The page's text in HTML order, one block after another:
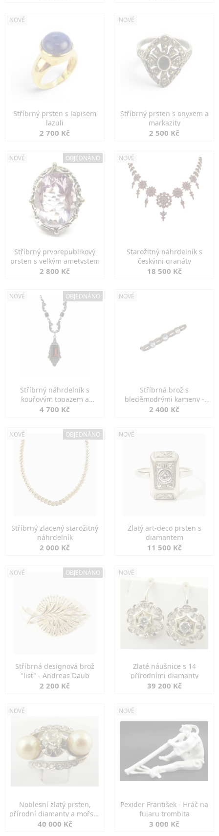
NOVÉ
Stříbrný prsten s lapisem
lazuli
2 700 Kč
NOVÉ
Stříbrný prsten s onyxem a
markazity
2 500 Kč
NOVÉ OBJEDNÁNO
Stříbrný prvorepublikový
prsten s velkým ametystem
2 800 Kč
NOVÉ
Starožitný náhrdelník s
českými granáty
18 500 Kč
NOVÉ OBJEDNÁNO
Stříbrný náhrdelník s
kouřovým topazem a
markazity
4 700 Kč
NOVÉ
Stříbrná brož s
bleděmodrými kameny -
jemná elegance
2 400 Kč
NOVÉ OBJEDNÁNO
Stříbrný zlacený starožitný
náhrdelník
2 000 Kč
NOVÉ
Zlatý art-deco prsten s
diamantem
11 500 Kč
NOVÉ OBJEDNÁNO
Stříbrná designová brož
"list" - Andreas Daub
2 200 Kč
NOVÉ
Zlaté náušnice s 14
přírodními diamanty
39 200 Kč
NOVÉ
Noblesní zlatý prsten,
přírodní diamanty a mořské
perly
40 000 Kč
NOVÉ
Pexider František - Hráč na
fujaru trombita
3 000 Kč